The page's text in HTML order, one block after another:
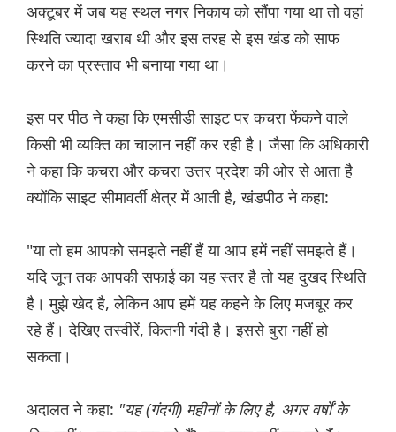
अक्टूबर में जब यह स्थल नगर निकाय को सौंपा गया था तो वहां
स्थिति ज्यादा खराब थी और इस तरह से इस खंड को साफ
करने का प्रस्ताव भी बनाया गया था।
इस पर पीठ ने कहा कि एमसीडी साइट पर कचरा फेंकने वाले
किसी भी व्यक्ति का चालान नहीं कर रही है। जैसा कि अधिकारी
ने कहा कि कचरा और कचरा उत्तर प्रदेश की ओर से आता है
क्योंकि साइट सीमावर्ती क्षेत्र में आती है, खंडपीठ ने कहा:
"या तो हम आपको समझते नहीं हैं या आप हमें नहीं समझते हैं।
यदि जून तक आपकी सफाई का यह स्तर है तो यह दुखद स्थिति
है। मुझे खेद है, लेकिन आप हमें यह कहने के लिए मजबूर कर
रहे हैं। देखिए तस्वीरें, कितनी गंदी है। इससे बुरा नहीं हो
सकता।
अदालत ने कहा: "यह (गंदगी) महीनों के लिए है, अगर वर्षों के